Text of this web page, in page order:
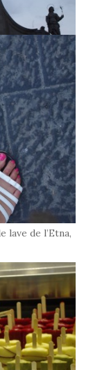
de l’Etna,